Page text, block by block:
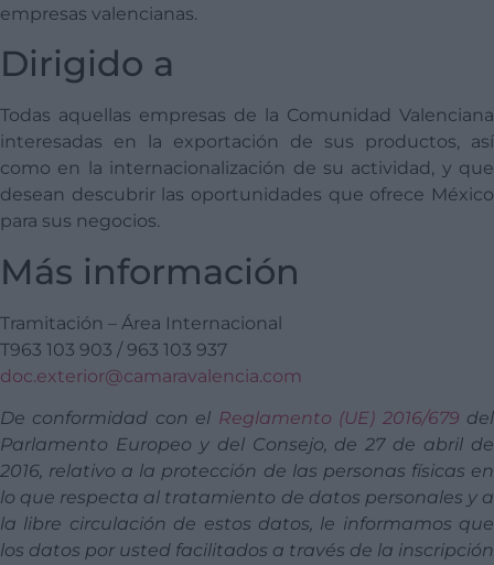
empresas valencianas.
Dirigido a
Todas aquellas empresas de la Comunidad Valenciana
interesadas en la exportación de sus productos, así
como en la internacionalización de su actividad, y que
desean descubrir las oportunidades que ofrece México
para sus negocios.
Más información
Tramitación – Área Internacional
T963 103 903 / 963 103 937
doc.exterior@camaravalencia.com
De conformidad con el Reglamento (UE) 2016/679 del
Parlamento Europeo y del Consejo, de 27 de abril de
2016, relativo a la protección de las personas físicas en
lo que respecta al tratamiento de datos personales y a
la libre circulación de estos datos, le informamos que
los datos por usted facilitados a través de la inscripción